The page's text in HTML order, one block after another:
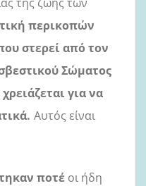
περικοπών
στερεί από τον
Σώματος
για να
Αυτός είναι
ποτέ οι ήδη